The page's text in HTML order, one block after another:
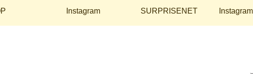
Instagram SURPRISENET